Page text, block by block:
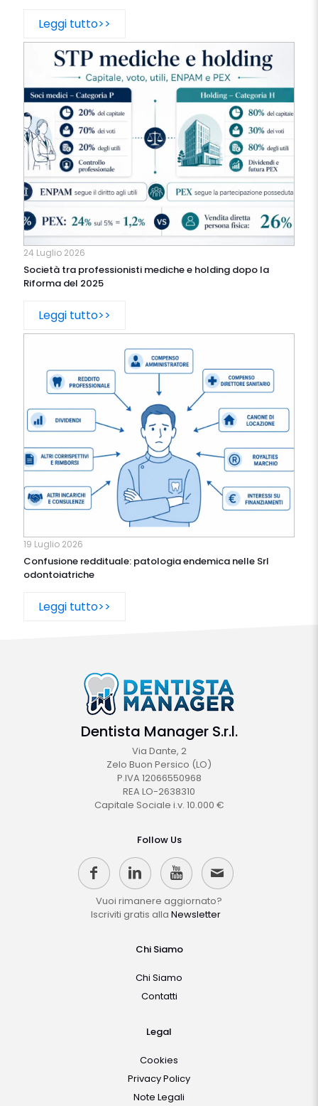
Leggi tutto>>
24 Luglio 2026
Società tra professionisti mediche e holding dopo la
Riforma del 2025
Leggi tutto>>
19 Luglio 2026
Confusione reddituale: patologia endemica nelle Srl
odontoiatriche
Leggi tutto>>
Dentista Manager S.r.l.
Via Dante, 2
Zelo Buon Persico (LO)
P.IVA 12066550968
REA LO-2638310
Capitale Sociale i.v. 10.000 €
Follow Us
Vuoi rimanere aggiornato?
Iscriviti gratis alla Newsletter
Chi Siamo
Chi Siamo
Contatti
Legal
Cookies
Privacy Policy
Note Legali